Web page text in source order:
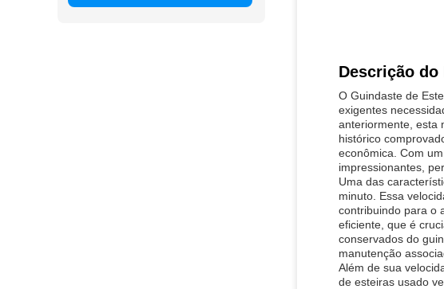
Descrição do
O Guindaste de
exigentes
anteriormente, esta
histórico
econômica. Com
impressionantes,
Uma das
minuto. Essa
contribuindo para o
eficiente, que é
conservados do
manutenção
Além de sua
de esteiras usado